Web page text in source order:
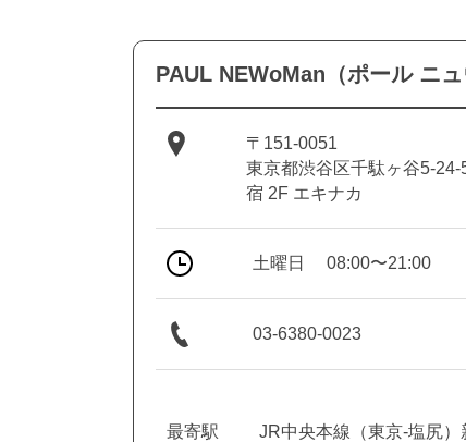
PAUL NEWoMan（ポール ニ
〒151-0051
東京都渋谷区千駄ヶ谷5-
宿 2F エキナカ
土曜日 08:00〜21:00
03-6380-0023
最寄駅
JR中央本線（東京-塩尻